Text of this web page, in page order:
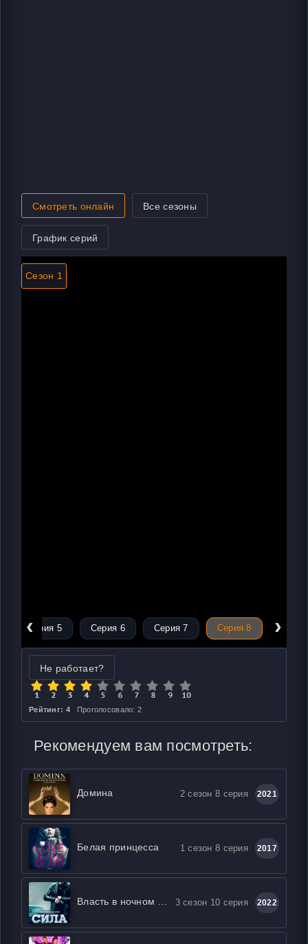
Смотреть онлайн Все сезоны
График серий
Сезон 1
‹
Серия 5 Серия 6 Серия 7 Серия 8 ›
Не работает?
Рейтинг: 4 Проголосовало: 2
Рекомендуем вам посмотреть:
Домина 2 сезон 8 серия 2021
Белая принцесса 1 сезон 8 серия 2017
3 сезон 10 серия 2022